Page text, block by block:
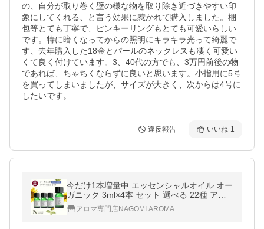
の、自分が取り巻く壁の様な物を取り除き近づきやすい印
象にしてくれる、と言う効果に惹かれて購入しました。梱
包等とても丁寧で、ピンキーリングもとても可愛いらしい
です。特に暗くなってからの照明にキラキラ光って綺麗で
す、去年購入した18金とパールのネックレスも凄く可愛い
くて良く付けています。3、40代の方でも、3万円前後の物
であれば、ちゃちくならずに良いと思います。小指用に5号
を買ってしまいましたが、サイズが大きく、次からは4号に
したいです。
違反報告 いいね 1
今だけ1本増量中 エッセンシャルオイル オー
ガニック 3ml×4本 セット 選べる 22種 アロ
マオイル 精油 天然 s1 ※お1人様2セットま
で/19日 18:00〜26日 9:59まで
アロマ専門店NAGOMI AROMA